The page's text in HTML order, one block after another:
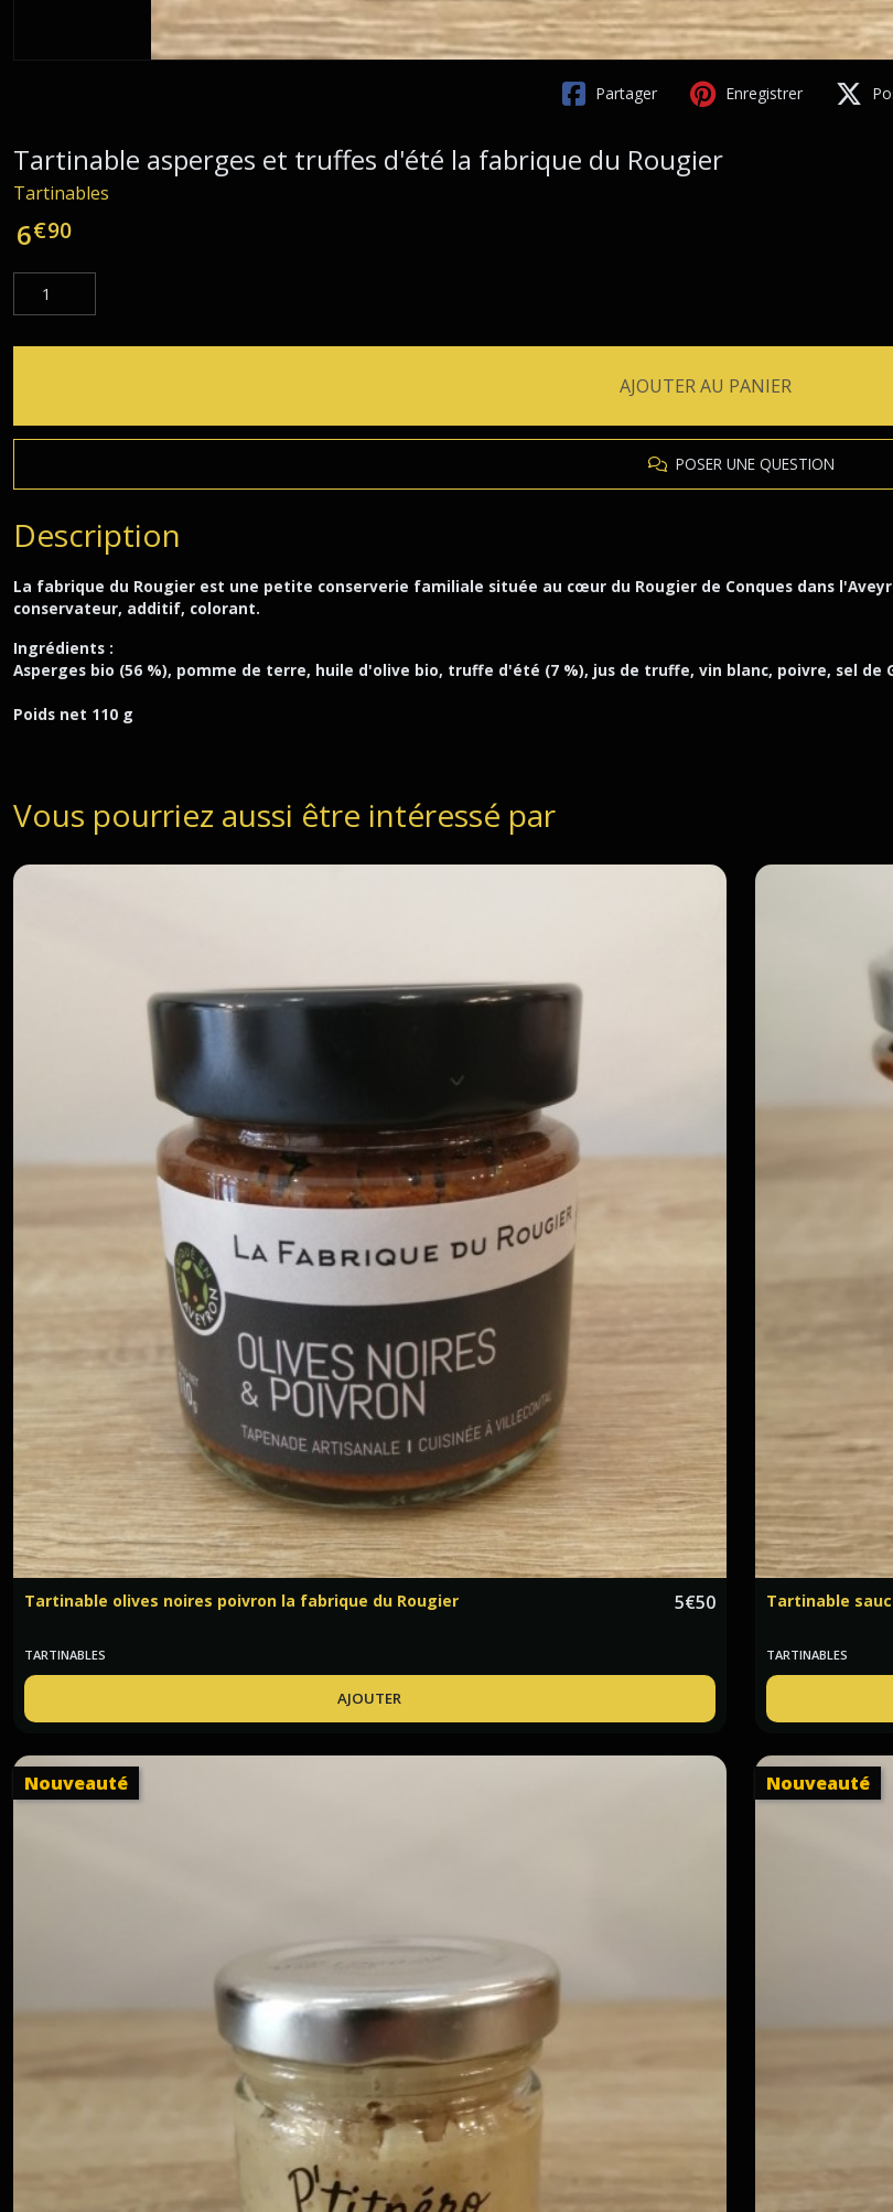
Partager Enregistrer
Tartinable asperges et truffes d'été la fabrique du Rougier
Tartinables
6€90
AJOUTER AU PANIER
POSER UNE QUESTION
Description
La fabrique du Rougier est une petite conserverie familiale située au cœur du Rougier de Conques dans
conservateur, additif, colorant.
Ingrédients :
Asperges bio (56 %), pomme de terre, huile d'olive bio, truffe d'été (7 %), jus de truffe, vin blanc, poivre, sel de
Poids net 110 g
Vous pourriez aussi être intéressé par
Tartinable olives noires poivron la fabrique du Rougier 5€50
TARTINABLES
AJOUTER
Tartinable
TARTINABLES
Nouveauté Nouveauté